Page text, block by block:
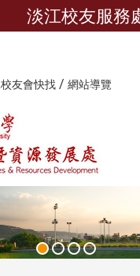
淡江校友服務
校友會快找 / 網站導覽